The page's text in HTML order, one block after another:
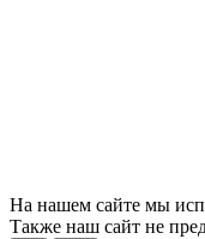
На нашем сайте мы
Также наш сайт не